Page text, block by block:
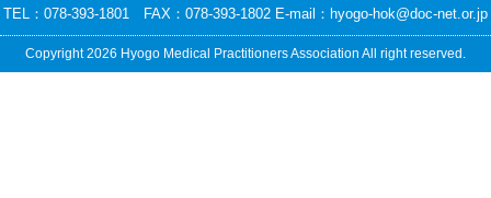
TEL：078-393-1801 FAX：078-393-1802 E-mail： hyogo-hok@doc-net.or.jp
Copyright 2026 Hyogo Medical Practitioners Association All right reserved.